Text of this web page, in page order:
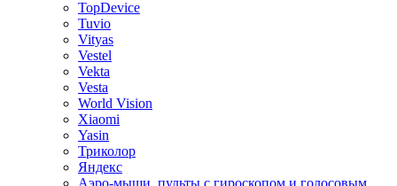
TopDevice
Tuvio
Vityas
Vestel
Vekta
Vesta
World Vision
Xiaomi
Yasin
Триколор
Яндекс
Аэро-мыши, пульты с гироскопом и голосовым